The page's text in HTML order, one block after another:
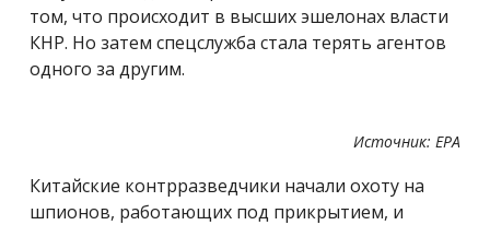
том, что происходит в высших эшелонах власти
КНР. Но затем спецслужба стала терять агентов
одного за другим.
Источник: EPA
Китайские контрразведчики начали охоту на
шпионов, работающих под прикрытием, и